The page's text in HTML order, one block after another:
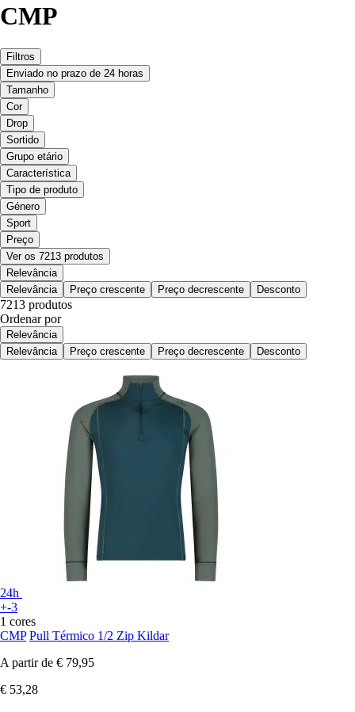
CMP
Filtros
Enviado no prazo de 24 horas
Tamanho
Cor
Drop
Sortido
Grupo etário
Característica
Tipo de produto
Género
Sport
Preço
Ver os 7213 produtos
Relevância
Relevância
Preço crescente Preço decrescente Desconto
7213 produtos
Ordenar por
Relevância
Relevância
Preço crescente Preço decrescente Desconto
24h
+-3
1 cores
CMP Pull Térmico 1/2 Zip Kildar
A partir de € 79,95
€ 53,28